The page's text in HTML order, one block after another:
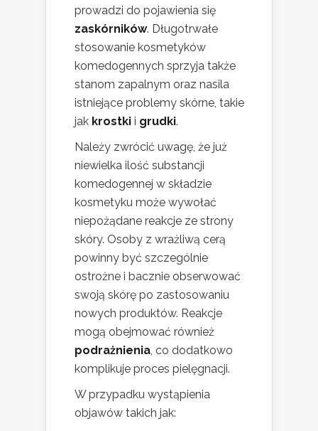
prowadzi do pojawienia się
zaskórników. Długotrwałe
stosowanie kosmetyków
komedogennych sprzyja także
stanom zapalnym oraz nasila
istniejące problemy skórne, takie
jak krostki i grudki.
Należy zwrócić uwagę, że już
niewielka ilość substancji
komedogennej w składzie
kosmetyku może wywołać
niepożądane reakcje ze strony
skóry. Osoby z wrażliwą cerą
powinny być szczególnie
ostrożne i bacznie obserwować
swoją skórę po zastosowaniu
nowych produktów. Reakcje
mogą obejmować również
podrażnienia, co dodatkowo
komplikuje proces pielęgnacji.
W przypadku wystąpienia
objawów takich jak: